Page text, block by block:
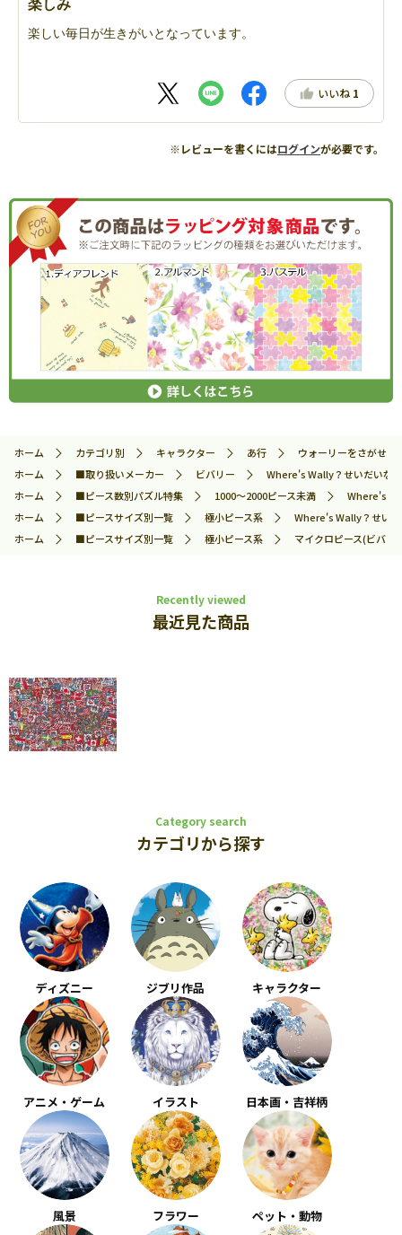
楽しみ
楽しい毎日が生きがいとなっています。
いいね 1
※レビューを書くにはログインが必要です。
ホーム カテゴリ別 キャラクター あ行
ウォーリーをさがせ！
ホーム
■取り扱いメーカー ビバリー
Where's Wally？せいだいな
ホーム
■ピース数別パズル特集 1000～2000ピース未満
Where's
ホーム
■ピースサイズ別一覧 極小ピース系
Where's Wally？せい
ホーム
■ピースサイズ別一覧 極小ピース系 マイクロピース(ビバリ
Recently viewed
最近見た商品
Category search
カテゴリから探す
ディズニー ジブリ作品 キャラクター
アニメ・ゲーム イラスト 日本画・吉祥柄
風景 フラワー ペット・動物